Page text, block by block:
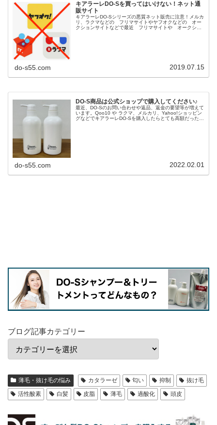
キアラーレDO-Sを買ってはいけない！ネット通
販サイト
キアラーレDO-Sシリーズの悪質ネット販売に注意！メルカ
リ、ラクマなどの フリマサイトやヤフオクなどの オー
クションサイトなどで最近 フリマサイトや オークショ
do-s55.com 2019.07.15
DO-S商品は公式ショップで購入してください♪
最近、DO-Sのお問い合わせや返品、返金の要望等が増えて
います。Qoo10 や ラクマ、メルカリ、Yahoo!ショッピン
グなどでキアラーレDO-Sを購入したらとても高額だった！
do-s55.com 2022.02.01
ブログ記事カテゴリー
薄毛・抜け毛の悩み カタラーゼ 匂い 抑制
抜け毛
活性酸素
白髪 皮脂 薄毛 過酸化 頭皮